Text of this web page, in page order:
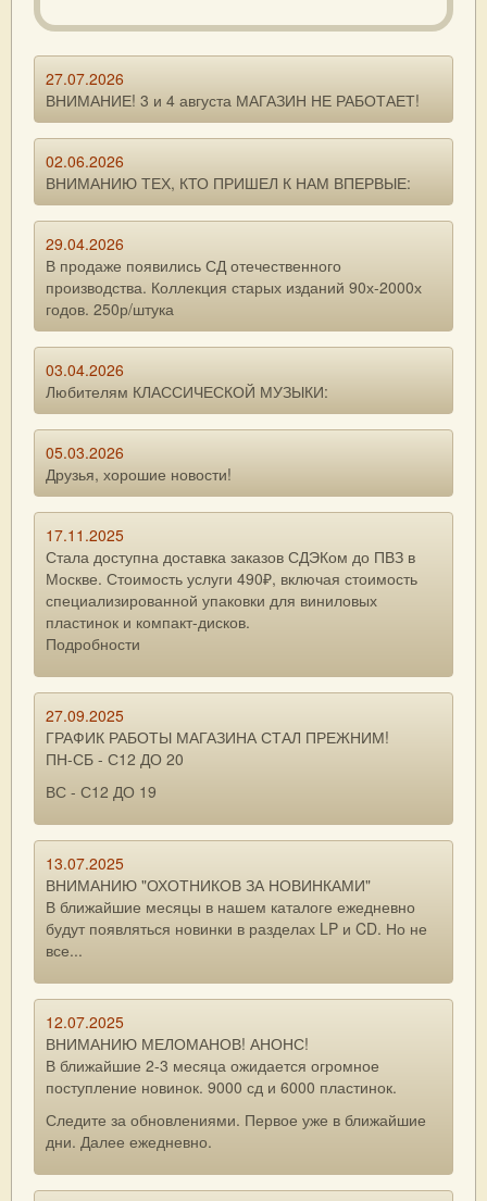
27.07.2026
ВНИМАНИЕ! 3 и 4 августа МАГАЗИН НЕ РАБОТАЕТ!
02.06.2026
ВНИМАНИЮ ТЕХ, КТО ПРИШЕЛ К НАМ ВПЕРВЫЕ:
29.04.2026
В продаже появились СД отечественного
производства. Коллекция старых изданий 90х-2000х
годов. 250р/штука
03.04.2026
Любителям КЛАССИЧЕСКОЙ МУЗЫКИ:
05.03.2026
Друзья, хорошие новости!
17.11.2025
Стала доступна доставка заказов СДЭКом до ПВЗ в
Москве. Стоимость услуги 490₽, включая стоимость
специализированной упаковки для виниловых
пластинок и компакт-дисков.
Подробности
27.09.2025
ГРАФИК РАБОТЫ МАГАЗИНА СТАЛ ПРЕЖНИМ!
ПН-СБ - С12 ДО 20
ВС - С12 ДО 19
13.07.2025
ВНИМАНИЮ "ОХОТНИКОВ ЗА НОВИНКАМИ"
В ближайшие месяцы в нашем каталоге ежедневно
будут появляться новинки в разделах LP и CD. Но не
все...
12.07.2025
ВНИМАНИЮ МЕЛОМАНОВ! АНОНС!
В ближайшие 2-3 месяца ожидается огромное
поступление новинок. 9000 сд и 6000 пластинок.
Следите за обновлениями. Первое уже в ближайшие
дни. Далее ежедневно.